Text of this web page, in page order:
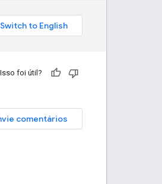
Isso foi útil?
comentários